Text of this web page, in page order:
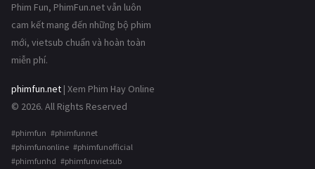
Phim Fun, PhimFun.net vẫn luôn
cam kết mang đến những bộ phim
mới, vietsub chuẩn và hoàn toàn
miễn phí.
phimfun.net | Xem Phim Hay Online
© 2026. All Rights Reserved
#phimfun #phimfunnet
#phimfunonline #phimfunofficial
#phimfunhd #phimfunvietsub